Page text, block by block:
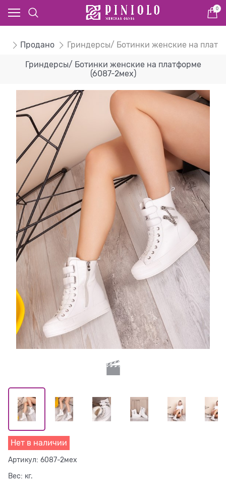
0
Продано Гриндерсы/ Ботинки женские на
Гриндерсы/ Ботинки женские на платформе
(6087-2мех)
Нет в наличии
Артикул: 6087-2мех
Вес: кг.